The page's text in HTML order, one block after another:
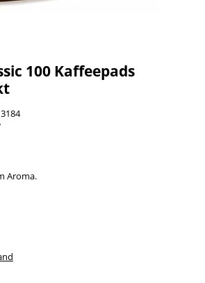
100 Kaffeepads
Aroma.